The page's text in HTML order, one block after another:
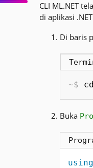
CLI ML.NET
di aplikasi
Di baris
Buka
using